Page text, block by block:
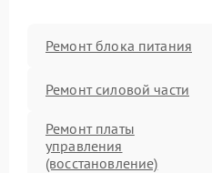
Ремонт блока питания
Ремонт силовой части
Ремонт платы
управления
(восстановление)